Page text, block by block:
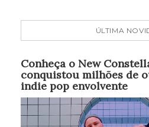
ÚLTIMA
Conheça o New
conquistou milhões de
indie pop envolvente